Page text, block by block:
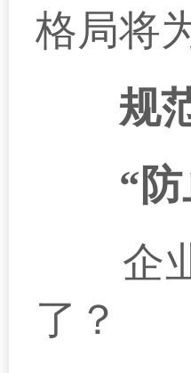
格局将
规
“防止
企业
了？